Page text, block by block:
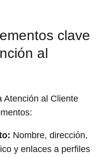
clave
al
Atención al Cliente
Nombre, dirección,
y enlaces a perfiles